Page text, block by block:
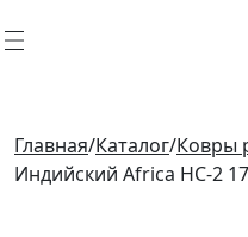
Главная/Каталог/Ковры
Индийский Africa HC-2